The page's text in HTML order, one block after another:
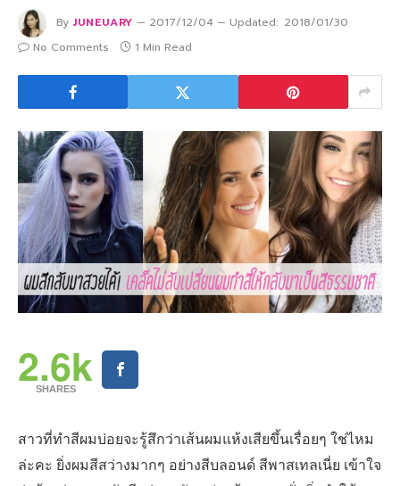
By JUNEUARY 2017/12/04 Updated: 2018/01/30
No Comments
1 Min Read
2.6k
SHARES
สาวที่ทำสีผมบ่อยจะรู้สึกว่าเส้นผมแห้งเสียขึ้นเรื่อยๆ ใช่ไหม
ล่ะคะ ยิ่งผมสีสว่างมากๆ อย่างสีบลอนด์ สีพาสเทลเนี่ย เข้าใจ